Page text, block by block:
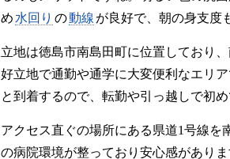
め 水回り の動線 が良好で、朝の身支度
立地は徳島市南島田町に位置しており
好立地で通勤や通学に大変便利なエリ
と到着するので、転勤や引っ越しで初
アクセス直ぐの場所にある県道1号線を
の病院環境が整っており安心感があり